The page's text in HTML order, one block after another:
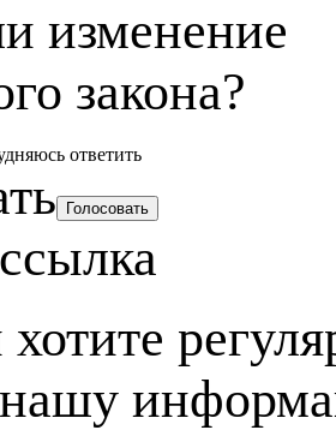
изменение
закона?
ответить
нашу